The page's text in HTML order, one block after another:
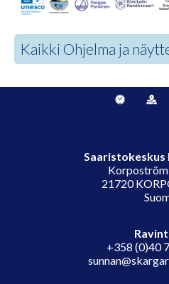
Kaikki Ohjelma ja
21720
+358 (0)40